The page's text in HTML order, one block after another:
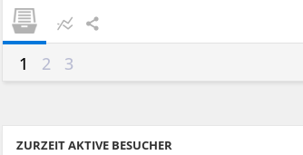
1 2 3
ZURZEIT AKTIVE BESUCHER